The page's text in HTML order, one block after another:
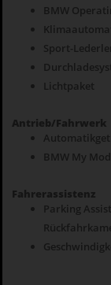
BMW
Sport-
Lichtpaket
Antrieb/Fahrwerk
BMW My
Fahrerassistenz
Parking